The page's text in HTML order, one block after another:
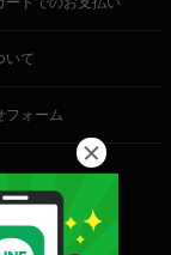
いて
フォーム